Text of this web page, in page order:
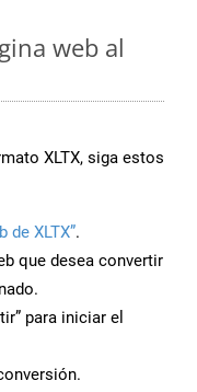
web al
XLTX, siga estos
de XLTX”.
que desea convertir
para iniciar el